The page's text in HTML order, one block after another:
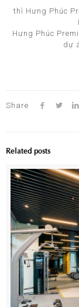
thì Hưng Phúc
Hưng Phúc
dự
Share
Related posts